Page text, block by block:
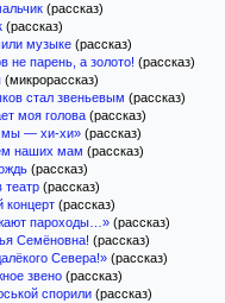
(рассказ)
(рассказ)
музыке (рассказ)
не парень, а золото! (рассказ)
(микрорассказ)
стал звеньевым (рассказ)
моя голова (рассказ)
мы — хи-хи» (рассказ)
наших мам (рассказ)
(рассказ)
(рассказ)
концерт (рассказ)
пароходы…» (рассказ)
Семёновна! (рассказ)
Севера!» (рассказ)
звено (рассказ)
спорили (рассказ)